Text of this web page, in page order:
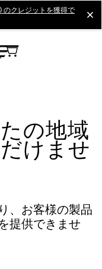
のクレジットを獲得で
の地域
けませ
、お客様の製品
提供できませ